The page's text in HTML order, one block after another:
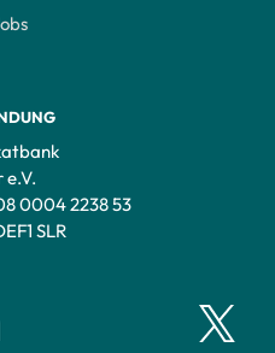
0004 2238 53
SLR